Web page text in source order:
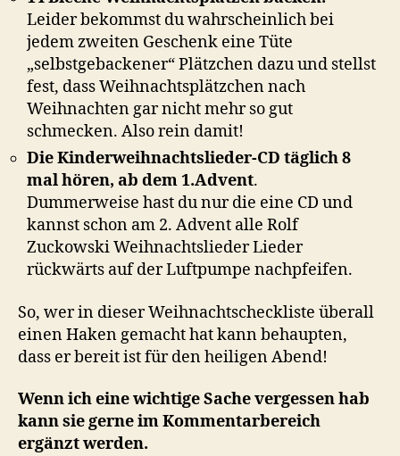
Leider bekommst du wahrscheinlich bei
jedem zweiten Geschenk eine Tüte
„selbstgebackener“ Plätzchen dazu und stellst
fest, dass Weihnachtsplätzchen nach
Weihnachten gar nicht mehr so gut
schmecken. Also rein damit!
Die Kinderweihnachtslieder-CD täglich 8
mal hören, ab dem 1.Advent.
Dummerweise hast du nur die eine CD und
kannst schon am 2. Advent alle Rolf
Zuckowski Weihnachtslieder Lieder
rückwärts auf der Luftpumpe nachpfeifen.
So, wer in dieser Weihnachtscheckliste überall
einen Haken gemacht hat kann behaupten,
dass er bereit ist für den heiligen Abend!
Wenn ich eine wichtige Sache vergessen hab
kann sie gerne im Kommentarbereich
ergänzt werden.